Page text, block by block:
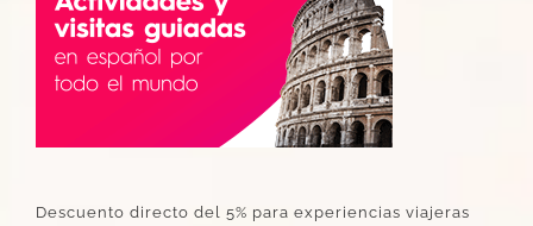
Descuento directo del 5% para experiencias viajeras